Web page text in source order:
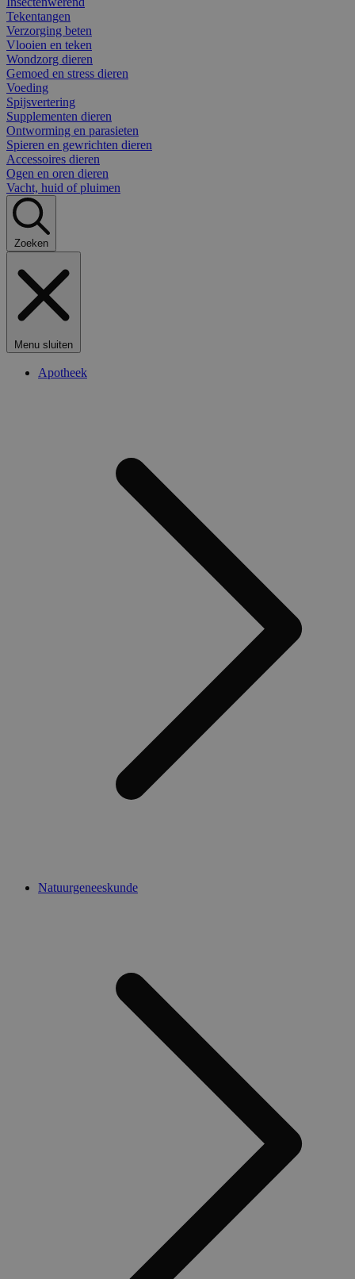
Tekentangen
Verzorging beten
Vlooien en teken
Wondzorg dieren
Gemoed en stress dieren
Voeding
Spijsvertering
Supplementen dieren
Ontworming en parasieten
Spieren en gewrichten dieren
Accessoires dieren
Ogen en oren dieren
Vacht, huid of pluimen
Zoeken
Menu sluiten
Apotheek
Natuurgeneeskunde